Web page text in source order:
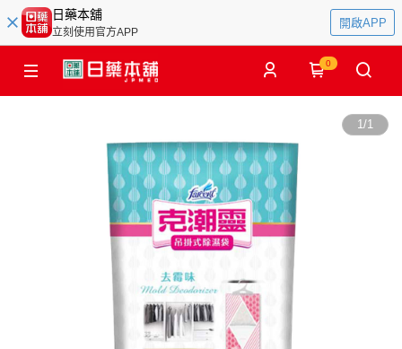
日藥本舖
立刻使用官方APP
開啟APP
0
1/1